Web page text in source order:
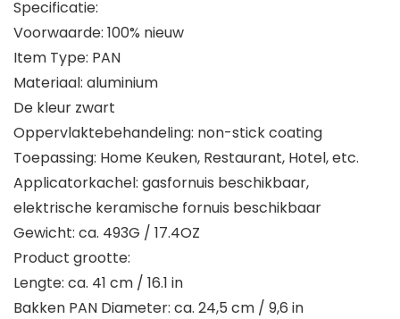
Specificatie:
Voorwaarde: 100% nieuw
Item Type: PAN
Materiaal: aluminium
De kleur zwart
Oppervlaktebehandeling: non-stick coating
Toepassing: Home Keuken, Restaurant, Hotel, etc.
Applicatorkachel: gasfornuis beschikbaar,
elektrische keramische fornuis beschikbaar
Gewicht: ca. 493G / 17.4OZ
Product grootte:
Lengte: ca. 41 cm / 16.1 in
Bakken PAN Diameter: ca. 24,5 cm / 9,6 in